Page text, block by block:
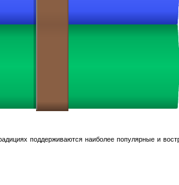
поддерживаются наиболее популярные и